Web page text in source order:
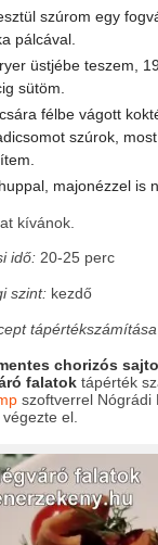
szúrom egy
pálcával.
üstjébe teszem,
sütöm.
félbe vágott
szúrok,
majonézzel is
kívánok.
idő: 20-25 perc
szint: kezdő
chorizós
falatoktápérték
szoftverrel Nógrádi
el.